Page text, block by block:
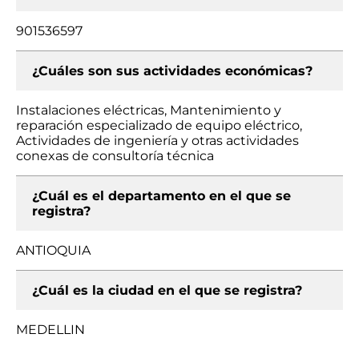
901536597
¿Cuáles son sus actividades económicas?
Instalaciones eléctricas, Mantenimiento y
reparación especializado de equipo eléctrico,
Actividades de ingeniería y otras actividades
conexas de consultoría técnica
¿Cuál es el departamento en el que se
registra?
ANTIOQUIA
¿Cuál es la ciudad en el que se registra?
MEDELLIN